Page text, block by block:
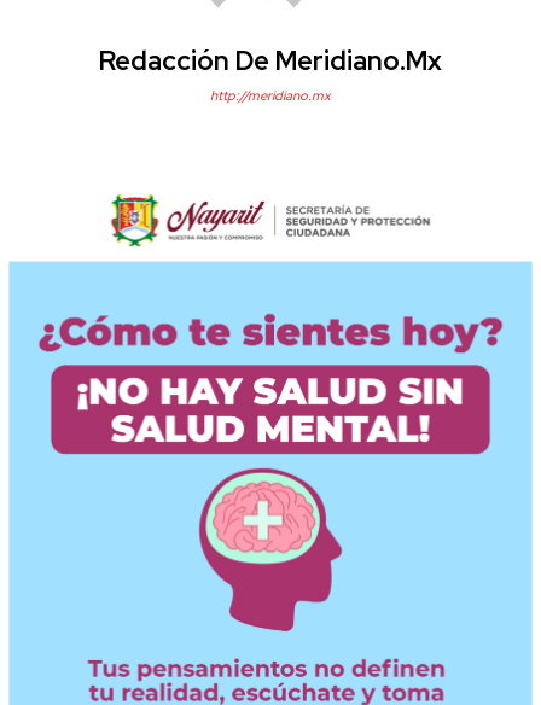
Redacción De Meridiano.mx
http://meridiano.mx